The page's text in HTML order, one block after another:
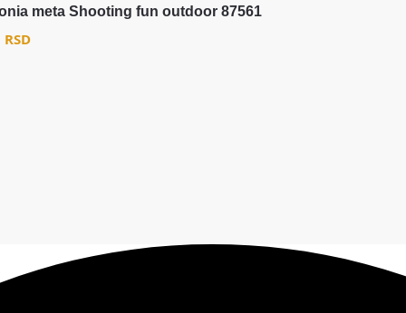
meta Shooting fun outdoor 87561
RSD